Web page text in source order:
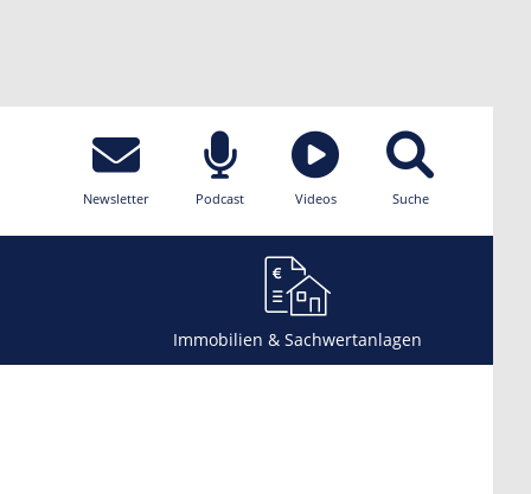
Newsletter Podcast Videos Suche
Immobilien & Sachwertanlagen